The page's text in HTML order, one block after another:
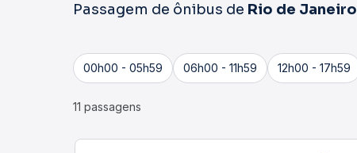
Passagem de ônibus de Rio de Janeiro
00h00 - 05h59 06h00 - 11h59 12h00 - 17h59
11 passagens